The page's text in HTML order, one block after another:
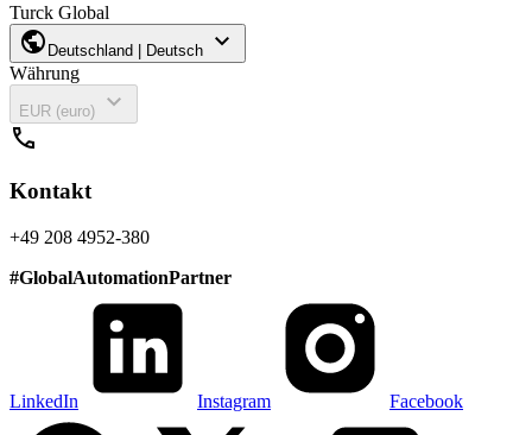
Turck Global
public Deutschland | Deutsch expand_more
Währung
EUR (euro)
expand_more
call
Kontakt
+49 208 4952-380
#GlobalAutomationPartner
LinkedIn Instagram Facebook